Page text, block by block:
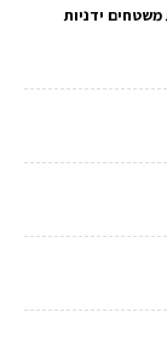
ידניות